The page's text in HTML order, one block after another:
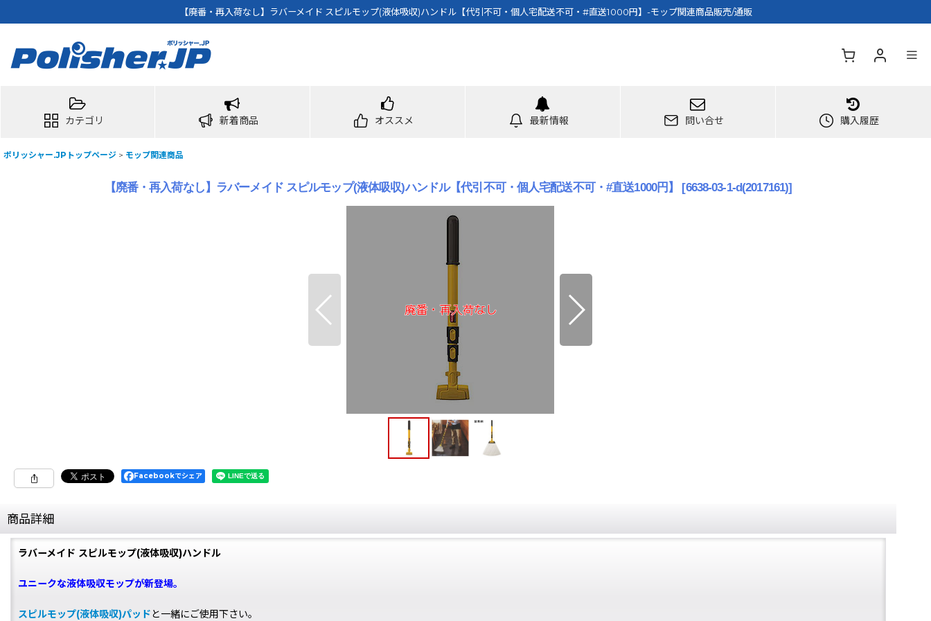
【廃番・再入荷なし】ラバーメイド スピルモップ(液体吸収)ハンドル【代引不可・個人宅配送不可・#直送1000円】-モップ関連商品販売/通販
カテゴリ 新着商品 オススメ 最新情報 問い合せ 購入履歴
ポリッシャー.JPトップページ > モップ関連商品
【廃番・再入荷なし】ラバーメイド スピルモップ(液体吸収)ハンドル【代引不可・個人宅配送不可・#直送1000円】 [6638-03-1-d(2017161)]
Facebookでシェア
商品詳細
ラバーメイド スピルモップ(液体吸収)ハンドル
ユニークな液体吸収モップが新登場。
スピルモップ(液体吸収)パッドと一緒にご使用下さい。